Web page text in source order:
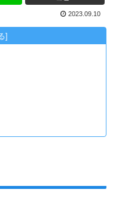
2023.09.10